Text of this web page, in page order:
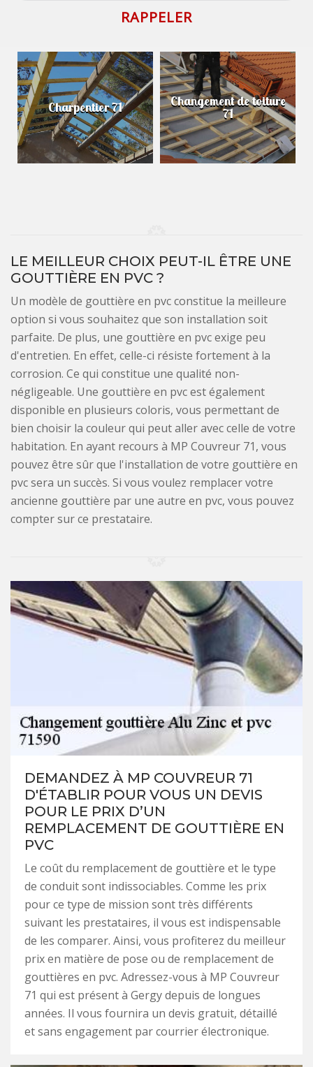
Charpentier 71 Changement de toiture
71
LE MEILLEUR CHOIX PEUT-IL ÊTRE UNE
GOUTTIÈRE EN PVC ?
Un modèle de gouttière en pvc constitue la meilleure
option si vous souhaitez que son installation soit
parfaite. De plus, une gouttière en pvc exige peu
d'entretien. En effet, celle-ci résiste fortement à la
corrosion. Ce qui constitue une qualité non-
négligeable. Une gouttière en pvc est également
disponible en plusieurs coloris, vous permettant de
bien choisir la couleur qui peut aller avec celle de votre
habitation. En ayant recours à MP Couvreur 71, vous
pouvez être sûr que l'installation de votre gouttière en
pvc sera un succès. Si vous voulez remplacer votre
ancienne gouttière par une autre en pvc, vous pouvez
compter sur ce prestataire.
DEMANDEZ À MP COUVREUR 71
D'ÉTABLIR POUR VOUS UN DEVIS
POUR LE PRIX D’UN
REMPLACEMENT DE GOUTTIÈRE EN
PVC
Le coût du remplacement de gouttière et le type
de conduit sont indissociables. Comme les prix
pour ce type de mission sont très différents
suivant les prestataires, il vous est indispensable
de les comparer. Ainsi, vous profiterez du meilleur
prix en matière de pose ou de remplacement de
gouttières en pvc. Adressez-vous à MP Couvreur
71 qui est présent à Gergy depuis de longues
années. Il vous fournira un devis gratuit, détaillé
et sans engagement par courrier électronique.